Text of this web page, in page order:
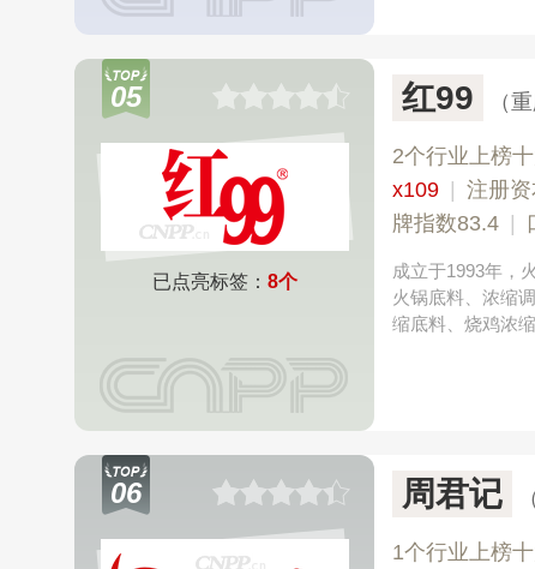
05
已点亮标签： 8个
红99 （
2个行业上榜
x109
注册
牌指数83.4
成立于1993年，
火锅底料、浓缩
缩底料、烧鸡浓
06 周君记
1个行业上榜